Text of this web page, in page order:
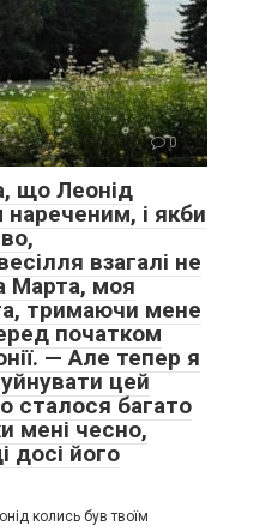
0
що Леонід
і якби
взагалі не
Марта, моя
тримаючи мене
початком
— Але тепер я
цей
сталося багато
мені чесно,
досі його
колись був твоїм